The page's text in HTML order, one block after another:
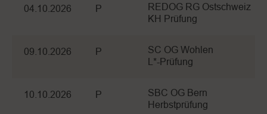
04.10.2026 P
REDOG RG Ostschweiz
KH Prüfung
09.10.2026 P
SC OG Wohlen
L*-Prüfung
10.10.2026 P
SBC OG Bern
Herbstprüfung